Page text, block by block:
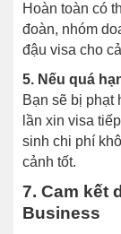
Hoàn toàn có
đoàn, nhóm
đậu visa cho
5. Nếu quá
Bạn sẽ bị phạt
lần xin visa
sinh chi phí
cảnh tốt.
7. Cam kết
Business